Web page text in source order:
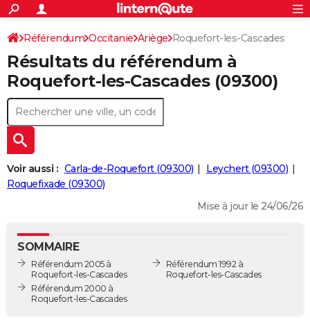
ACTUALITÉS
Politique
Société
Faits Divers
Education
Monde
Villes
+
SPORT
Coupe du monde 2026
Football
Tennis
Cyclisme
Rugby
Forum
Programme TV
TNT
Streaming
Cinéma
Sorties cinéma
Musique
+
FINANCE
Retraite
Impôts
Epargne
Immobilier
Risques naturels par ville
Banque
Assurance
Crédit
AUTO
Essais
Réserver un essai
Citadines
Berlines
SUV
Forum auto
+
HIGH-TECH
Mobiles
Meilleur smartphone
Internet
Ordinateurs
Jeux vidéo
Guide high-tech
+
BRICOLAGE
Guides de France
Escapades
Patrimoine
Expositions
Musées
Week-end nature
LIFESTYLE
Art de vivre
Bien-être
Loisirs
ModeModes de vie
SANTE
Alimentation
Guide de la santé
Maladies
Médicaments
Sommeil
VOYAGE
Rechercher
S'inscrire
Connexion
Référendum Occitanie Ariège Roquefort-les-Cascades
Résultats du référendum à
Roquefort-les-Cascades (09300)
Voir aussi : Carla-de-Roquefort (09300)
Leychert (09300)
Roquefixade (09300)
Mise à jour le 24/06/26
SOMMAIRE
Référendum 2005 à
Roquefort-les-Cascades
Référendum 2000 à
Roquefort-les-Cascades
Référendum 1992 à
Roquefort-les-Cascades